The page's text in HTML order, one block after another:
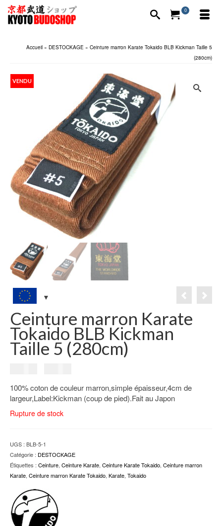
0
Accueil » DESTOCKAGE » Ceinture marron Karate Tokaido BLB Kickman Taille 5
(280cm)
VENDU
Ceinture marron Karate
Tokaido BLB Kickman
Taille 5 (280cm)
initial
était :
19.00€.
actuel
est :
100% coton de couleur marron,simple épaisseur,4cm de
largeur,Label:Kickman (coup de pied).Fait au Japon
Rupture de stock
UGS : BLB-5-1
Catégorie : DESTOCKAGE
Étiquettes : Ceinture, Ceinture Karate, Ceinture Karate Tokaido, Ceinture marron
Karate, Ceinture marron Karate Tokaido, Karate, Tokaido